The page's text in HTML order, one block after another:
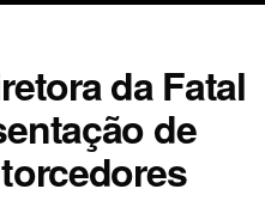
da Fatal
de